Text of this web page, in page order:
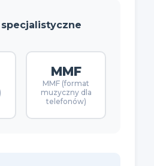
MMF
MMF (format
muzyczny dla
telefonów)